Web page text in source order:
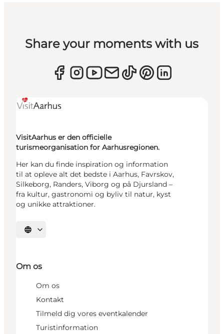
Share your moments with us
VisitAarhus er den officielle
turismeorganisation for Aarhusregionen.
Her kan du finde inspiration og information
til at opleve alt det bedste i Aarhus, Favrskov,
Silkeborg, Randers, Viborg og på Djursland –
fra kultur, gastronomi og byliv til natur, kyst
og unikke attraktioner.
Vælg sprog
Om os
Om os
Kontakt
Tilmeld dig vores eventkalender
Turistinformation